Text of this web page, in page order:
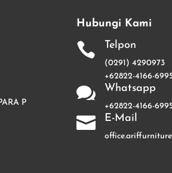
P
Hubungi Kami
 Telpon
(0291) 4290973
+62822-4166-
 Whatsapp
+62822-4166-
 E-Mail